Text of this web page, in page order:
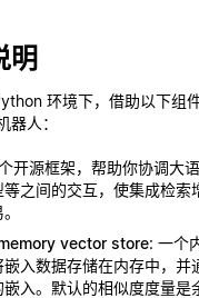
明
环境下，借助以下组
器人：
开源框架，帮助你协调大
之间的交互，使集成检索
vector store: 一个
入数据存储在内存中，并
入。默认的相似度度量是